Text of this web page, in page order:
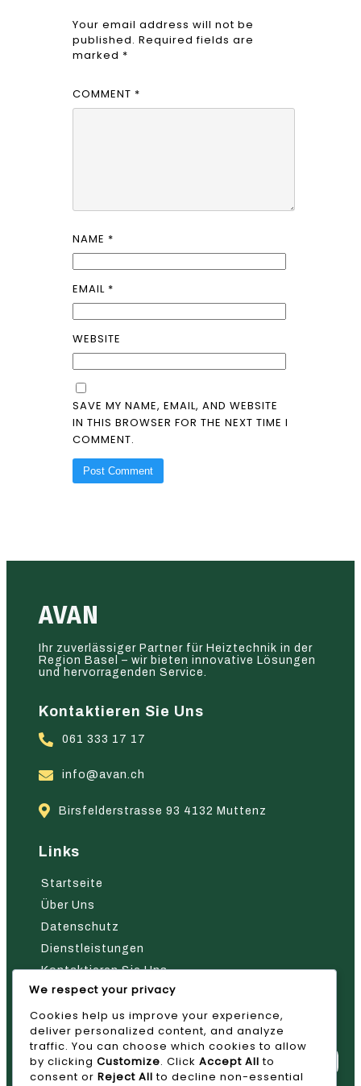
Your email address will not be
published. Required fields are
marked *
COMMENT *
NAME *
EMAIL *
WEBSITE
SAVE MY NAME, EMAIL, AND WEBSITE
IN THIS BROWSER FOR THE NEXT TIME I
COMMENT.
AVAN
Ihr zuverlässiger Partner für Heiztechnik in der
Region Basel – wir bieten innovative Lösungen
und hervorragenden Service.
Kontaktieren Sie Uns
061 333 17 17
info@avan.ch
Birsfelderstrasse 93 4132 Muttenz
Links
Startseite
Über Uns
Datenschutz
Dienstleistungen
Kontaktieren Sie Uns
Nehmen Sie Kontakt Mit Uns Auf
We respect your privacy
Cookies help us improve your experience,
deliver personalized content, and analyze
traffic. You can choose which cookies to allow
by clicking Customize. Click Accept All to
consent or Reject All to decline non-essential